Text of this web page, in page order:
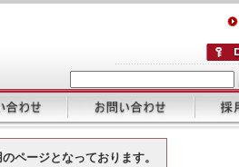
ページとなっております。